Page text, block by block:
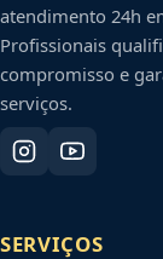
atendimento 24h
Profissionais
compromisso e
serviços.
SERVIÇOS